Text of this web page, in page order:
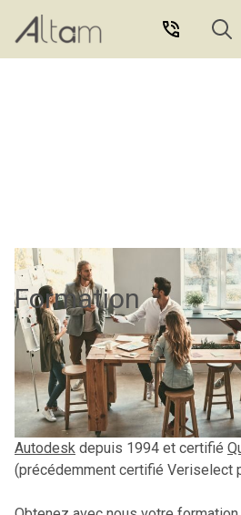
Aller au contenu principal
Formation
Altam, centre de formation
Altamest un centre de formation
Autodesk depuis 1994 et certifié
(précédemment certifié Veriselect